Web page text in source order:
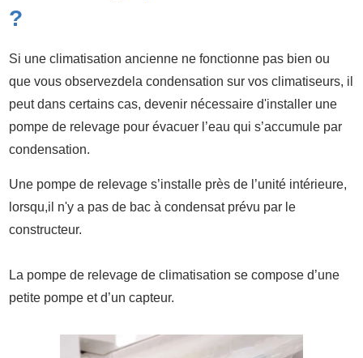
?
Si une climatisation ancienne ne fonctionne pas bien ou
que vous observezdela condensation sur vos climatiseurs, il
peut dans certains cas, devenir nécessaire d'installer une
pompe de relevage pour évacuer l’eau qui s’accumule par
condensation.
Une pompe de relevage s’installe près de l’unité intérieure,
lorsqu,il n'y a pas de bac à condensat prévu par le
constructeur.
La pompe de relevage de climatisation se compose d’une
petite pompe et d’un capteur.